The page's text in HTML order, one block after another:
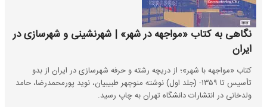
نگاهی به کتاب «مواجهه در شهر» | شهرنشینی و شهرسازی در
ایران
کتاب «مواجهه با شهر»؛ از دریچه رشته و حرفه شهرسازی در ایران از بدو
تأسیس تا ۱۳۵۹- (جلد اول) نوشته منوچهر طبیبیان، نوید پورمحمدرضا، حامد
ولدخانی در انتشارات دانشگاه تهران به چاپ رسید.